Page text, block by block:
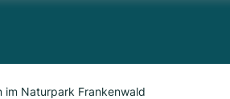
im Naturpark Frankenwald